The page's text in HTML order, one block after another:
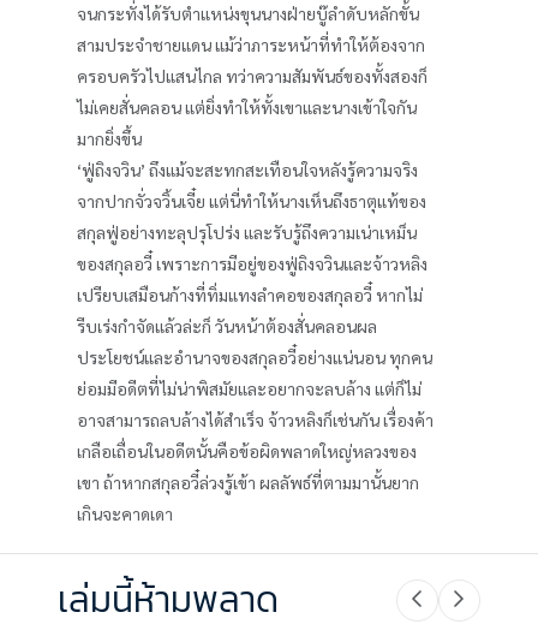
จนกระทั่งได้รับตำแหน่งขุนนางฝ่ายบู๊ลำดับหลักขั้น
สามประจำชายแดน แม้ว่าภาระหน้าที่ทำให้ต้องจาก
ครอบครัวไปแสนไกล ทว่าความสัมพันธ์ของทั้งสองก็
ไม่เคยสั่นคลอน แต่ยิ่งทำให้ทั้งเขาและนางเข้าใจกัน
มากยิ่งขึ้น
‘ฟู่ถิงจวิน’ ถึงแม้จะสะทกสะเทือนใจหลังรู้ความจริง
จากปากจั่วจวิ้นเจี๋ย แต่นี่ทำให้นางเห็นถึงธาตุแท้ของ
สกุลฟู่อย่างทะลุปรุโปร่ง และรับรู้ถึงความเน่าเหม็น
ของสกุลอวี๋ เพราะการมีอยู่ของฟู่ถิงจวินและจ้าวหลิง
เปรียบเสมือนก้างที่ทิ่มแทงลำคอของสกุลอวี๋ หากไม่
รีบเร่งกำจัดแล้วล่ะก็ วันหน้าต้องสั่นคลอนผล
ประโยชน์และอำนาจของสกุลอวี๋อย่างแน่นอน ทุกคน
ย่อมมีอดีตที่ไม่น่าพิสมัยและอยากจะลบล้าง แต่ก็ไม่
อาจสามารถลบล้างได้สำเร็จ จ้าวหลิงก็เช่นกัน เรื่องค้า
เกลือเถื่อนในอดีตนั้นคือข้อผิดพลาดใหญ่หลวงของ
เขา ถ้าหากสกุลอวี๋ล่วงรู้เข้า ผลลัพธ์ที่ตามมานั้นยาก
เกินจะคาดเดา
เล่มนี้ห้ามพลาด